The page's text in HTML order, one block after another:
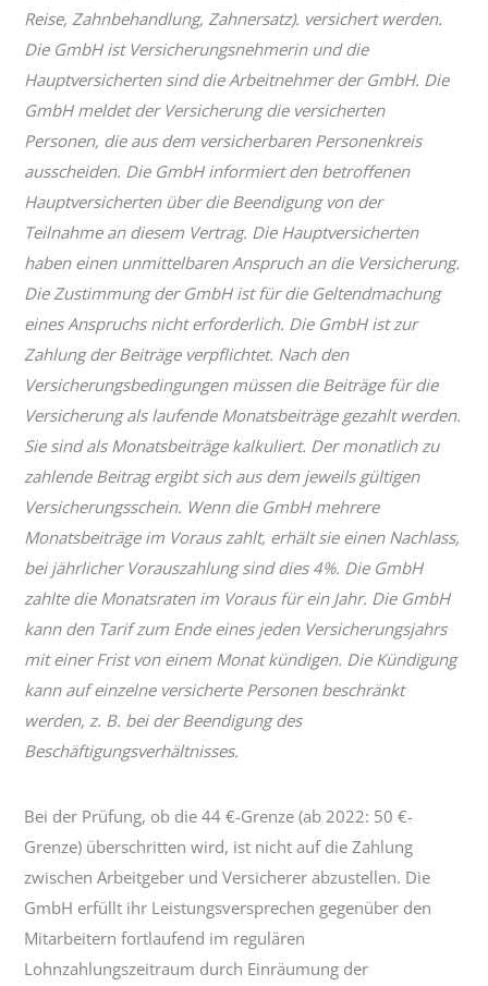
Reise, Zahnbehandlung, Zahnersatz). versichert werden.
Die GmbH ist Versicherungsnehmerin und die
Hauptversicherten sind die Arbeitnehmer der GmbH. Die
GmbH meldet der Versicherung die versicherten
Personen, die aus dem versicherbaren Personenkreis
ausscheiden. Die GmbH informiert den betroffenen
Hauptversicherten über die Beendigung von der
Teilnahme an diesem Vertrag. Die Hauptversicherten
haben einen unmittelbaren Anspruch an die Versicherung.
Die Zustimmung der GmbH ist für die Geltendmachung
eines Anspruchs nicht erforderlich. Die GmbH ist zur
Zahlung der Beiträge verpflichtet. Nach den
Versicherungsbedingungen müssen die Beiträge für die
Versicherung als laufende Monatsbeiträge gezahlt werden.
Sie sind als Monatsbeiträge kalkuliert. Der monatlich zu
zahlende Beitrag ergibt sich aus dem jeweils gültigen
Versicherungsschein. Wenn die GmbH mehrere
Monatsbeiträge im Voraus zahlt, erhält sie einen Nachlass,
bei jährlicher Vorauszahlung sind dies 4%. Die GmbH
zahlte die Monatsraten im Voraus für ein Jahr. Die GmbH
kann den Tarif zum Ende eines jeden Versicherungsjahrs
mit einer Frist von einem Monat kündigen. Die Kündigung
kann auf einzelne versicherte Personen beschränkt
werden, z. B. bei der Beendigung des
Beschäftigungsverhältnisses.
Bei der Prüfung, ob die 44 €-Grenze (ab 2022: 50 €-
Grenze) überschritten wird, ist nicht auf die Zahlung
zwischen Arbeitgeber und Versicherer abzustellen. Die
GmbH erfüllt ihr Leistungsversprechen gegenüber den
Mitarbeitern fortlaufend im regulären
Lohnzahlungszeitraum durch Einräumung der